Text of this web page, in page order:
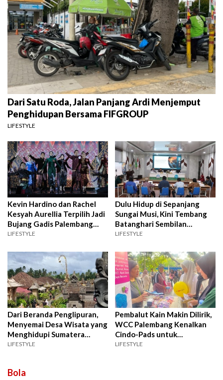
Dari Satu Roda, Jalan Panjang Ardi Menjemput
Penghidupan Bersama FIFGROUP
LIFESTYLE
Kevin Hardino dan Rachel
Kesyah Aurellia Terpilih Jadi
Bujang Gadis Palembang
2026
LIFESTYLE
Dulu Hidup di Sepanjang
Sungai Musi, Kini Tembang
Batanghari Sembilan
Terancam Hilang
LIFESTYLE
Dari Beranda Penglipuran,
Menyemai Desa Wisata yang
Menghidupi Sumatera
Selatan
LIFESTYLE
Pembalut Kain Makin Dilirik,
WCC Palembang Kenalkan
Cindo-Pads untuk
Menstruasi Sehat
LIFESTYLE
Bola